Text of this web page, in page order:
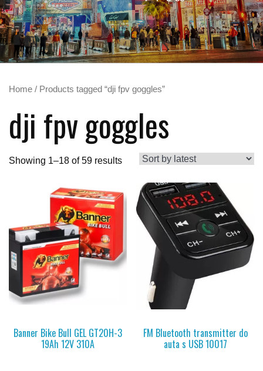
Home / Products tagged “dji fpv goggles”
dji fpv goggles
Showing 1–18 of 59 results
Banner Bike Bull GEL GT20H-3
19Ah 12V 310A
FM Bluetooth transmitter do
auta s USB 10017